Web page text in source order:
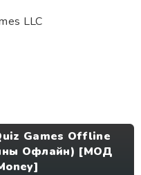
LLC
Games Offline
Офлайн) [МОД